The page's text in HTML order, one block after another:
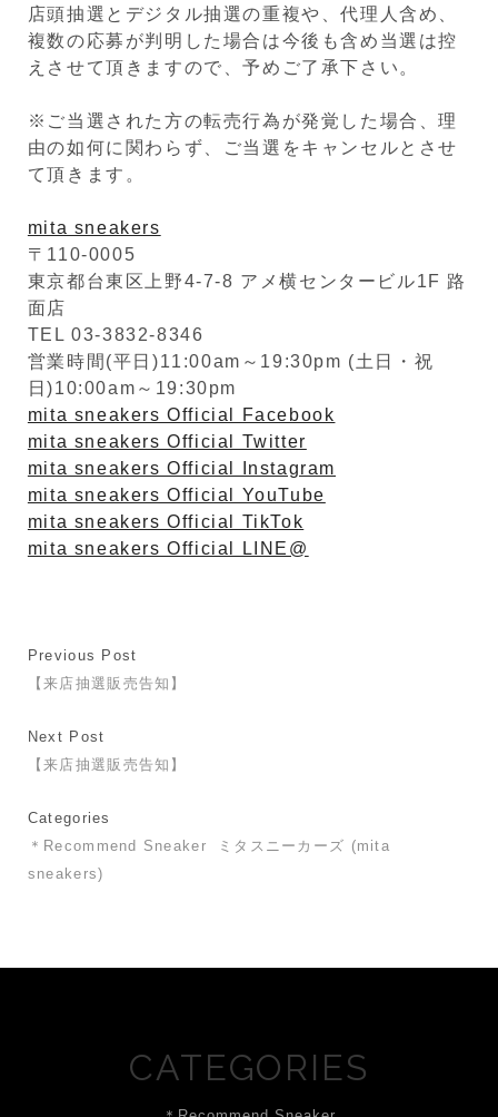
店頭抽選とデジタル抽選の重複や、代理人含め、
複数の応募が判明した場合は今後も含め当選は控
えさせて頂きますので、予めご了承下さい。
※ご当選された方の転売行為が発覚した場合、理
由の如何に関わらず、ご当選をキャンセルとさせ
て頂きます。
mita sneakers
〒110-0005
東京都台東区上野4-7-8 アメ横センタービル1F 路
面店
TEL 03-3832-8346
営業時間(平日)11:00am～19:30pm (土日・祝
日)10:00am～19:30pm
mita sneakers Official Facebook
mita sneakers Official Twitter
mita sneakers Official Instagram
mita sneakers Official YouTube
mita sneakers Official TikTok
mita sneakers Official LINE@
Previous Post
【来店抽選販売告知】
Next Post
【来店抽選販売告知】
Categories
＊Recommend Sneaker
ミタスニーカーズ (mita
sneakers)
CATEGORIES